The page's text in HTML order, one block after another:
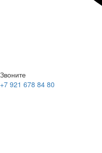
Звоните
+7 921 678 84 80